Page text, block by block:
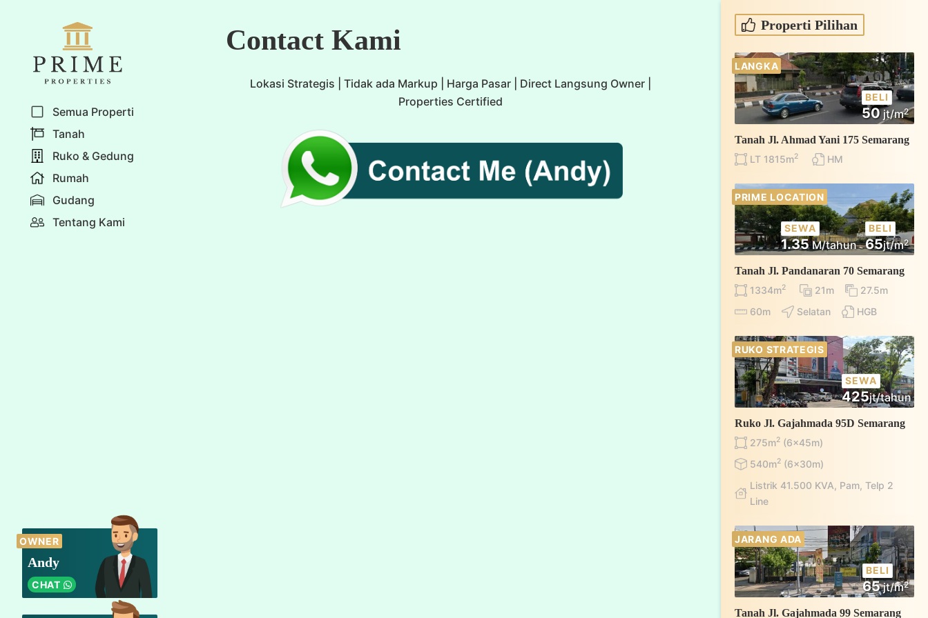
Semua Properti
Tanah
Ruko & Gedung
Rumah
Gudang
Tentang Kami
OWNER
Andy
CHAT
Contact Kami
Lokasi Strategis | Tidak ada Markup | Harga Pasar | Direct Langsung Owner |
Properties Certified
Properti Pilihan
LANGKA
BELI
50jt/m2
Tanah Jl. Ahmad Yani 175 Semarang
LT 1815m2 HM
PRIME LOCATION
SEWA
1.35M/tahun
BELI
65jt/m2
Tanah Jl. Pandanaran 70 Semarang
1334m2 21m
27.5m
60m
Selatan HGB
RUKO STRATEGIS
SEWA
425jt/tahun
Ruko Jl. Gajahmada 95D Semarang
275m2 (6x45m)
540m2 (6x30m)
Listrik 41.500 KVA, Pam, Telp 2
Line
JARANG ADA
BELI
65jt/m2
Tanah Jl. Gajahmada 99 Semarang